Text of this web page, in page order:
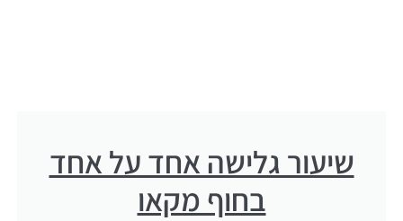
שיעור גלישה אחד על אחד
בחוף מקאו